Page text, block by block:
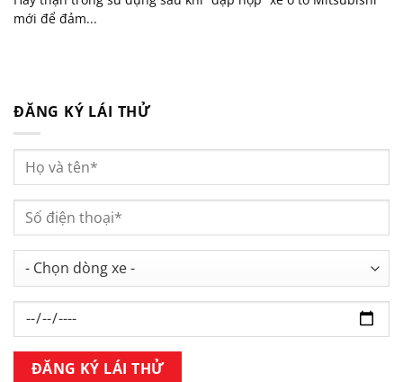
mới để đảm...
ĐĂNG KÝ LÁI THỬ